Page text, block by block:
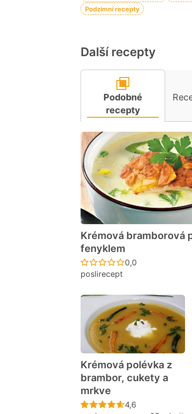
Podzimní recepty
Další recepty
Podobné
recepty
Krémová bramborová
fenyklem
Recept ještě
0,0
poslirecept
Krémová polévka z
brambor, cukety a
mrkve
Recept ještě
4,6